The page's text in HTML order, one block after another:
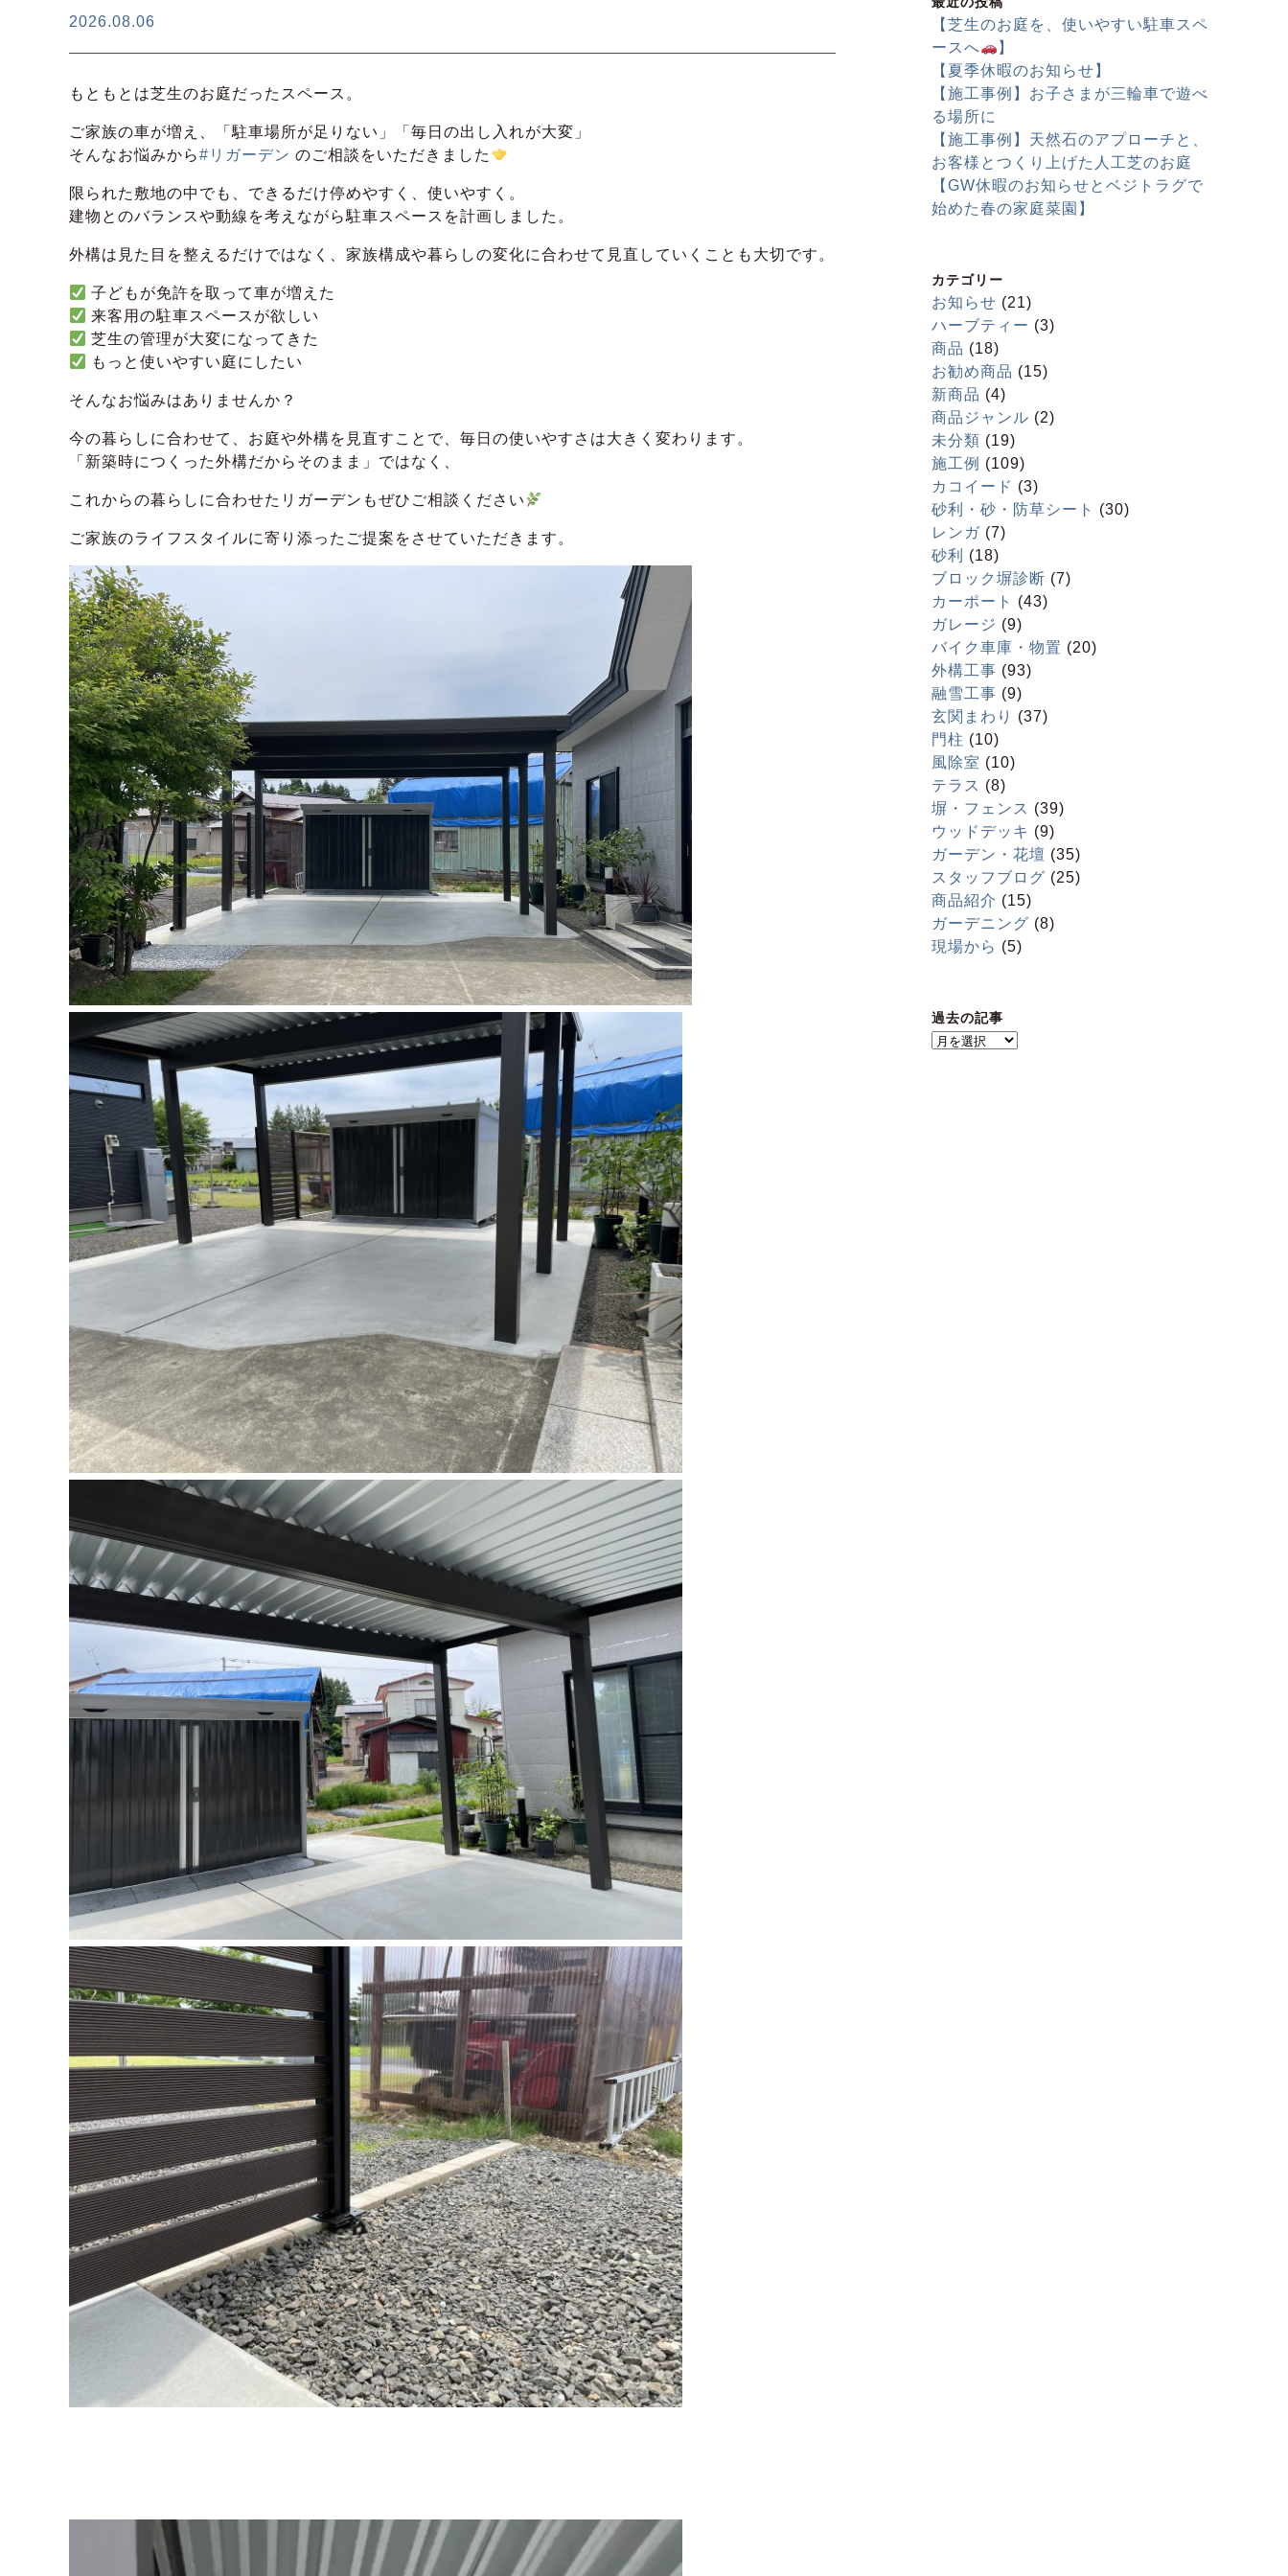
2026.08.06
もともとは芝生のお庭だったスペース。
ご家族の車が増え、「駐車場所が足りない」「毎日の出し入れが大変」
そんなお悩みから#リガーデン のご相談をいただきました
限られた敷地の中でも、できるだけ停めやすく、使いやすく。
建物とのバランスや動線を考えながら駐車スペースを計画しました。
外構は見た目を整えるだけではなく、家族構成や暮らしの変化に合わせて見直していくことも大切です。
子どもが免許を取って車が増えた
来客用の駐車スペースが欲しい
芝生の管理が大変になってきた
もっと使いやすい庭にしたい
そんなお悩みはありませんか？
今の暮らしに合わせて、お庭や外構を見直すことで、毎日の使いやすさは大きく変わります。
「新築時につくった外構だからそのまま」ではなく、
これからの暮らしに合わせたリガーデンもぜひご相談ください
ご家族のライフスタイルに寄り添ったご提案をさせていただきます。
【芝生のお庭を、使いやすい駐車スペ
ースへ
】
【夏季休暇のお知らせ】
【施工事例】お子さまが三輪車で遊べ
る場所に
【施工事例】天然石のアプローチと、
お客様とつくり上げた人工芝のお庭
【GW休暇のお知らせとベジトラグで
始めた春の家庭菜園】
カテゴリー
お知らせ (21)
ハーブティー (3)
商品 (18)
お勧め商品 (15)
新商品 (4)
商品ジャンル (2)
未分類 (19)
施工例 (109)
カコイード (3)
砂利・砂・防草シート
(30)
レンガ (7)
砂利
(18)
ブロック塀診断 (7)
カーポート
(43)
ガレージ (9)
バイク車庫・物置 (20)
外構工事 (93)
融雪工事 (9)
玄関まわり
(37)
門柱 (10)
風除室 (10)
テラス (8)
塀・フェンス (39)
ウッドデッキ (9)
ガーデン・花壇 (35)
スタッフブログ (25)
商品紹介 (15)
ガーデニング (8)
現場から (5)
過去の記事
過